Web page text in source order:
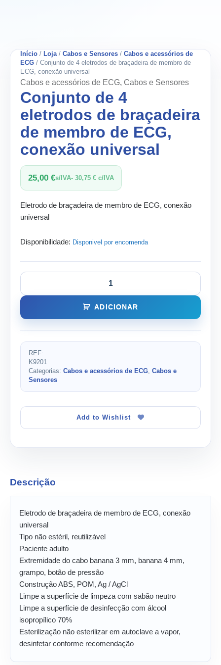
Início / Loja/ Cabos e Sensores / Cabos e acessórios de
ECG / Conjunto de 4 eletrodos de braçadeira de membro de
ECG, conexão universal
Cabos e acessórios de ECG, Cabos e Sensores
Conjunto de 4
eletrodos de braçadeira
de membro de ECG,
conexão universal
25,00 €s/IVA- 30,75 € c/IVA
Eletrodo de braçadeira de membro de ECG, conexão
universal
Disponibilidade: Disponivel por encomenda
ADICIONAR
REF:
K9201
Categorias: Cabos e acessórios de ECG Cabos e
Sensores
Add to Wishlist
Descrição
Eletrodo de braçadeira de membro de ECG, conexão
universal
Tipo não estéril, reutilizável
Paciente adulto
Extremidade do cabo banana 3 mm, banana 4 mm,
grampo, botão de pressão
Construção ABS, POM, Ag / AgCl
Limpe a superfície de limpeza com sabão neutro
Limpe a superfície de desinfecção com álcool
isopropílico 70%
Esterilização não esterilizar em autoclave a vapor,
desinfetar conforme recomendação